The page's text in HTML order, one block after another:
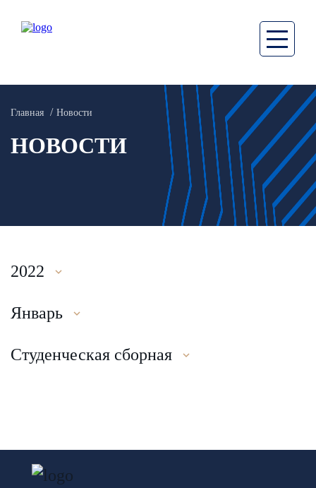
Главная Новости
НОВОСТИ
2022
Январь
Студенческая сборная